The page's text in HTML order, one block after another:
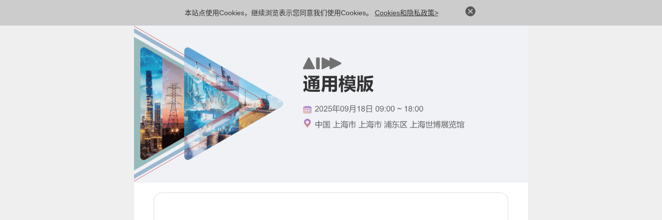
本站点使用Cookies，继续浏览表示您同意我们使用Cookies。 Cookies和隐私政策>